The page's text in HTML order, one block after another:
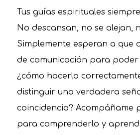
Tus guías espirituales
No descansan, no se alejan,
Simplemente esperan a que
de comunicación para poder
¿cómo hacerlo
distinguir una verdadera
coincidencia? Acompáñame
para comprenderlo y